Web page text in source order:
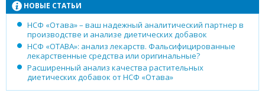
НОВЫЕ СТАТЬИ
НСФ «Отава» – ваш надежный аналитический партнер в
производстве и анализе диетических добавок
НСФ «ОТАВА»: анализ лекарств. Фальсифицированные
лекарственные средства или оригинальные?
Расширенный анализ качества растительных
диетических добавок от НСФ «Отава»